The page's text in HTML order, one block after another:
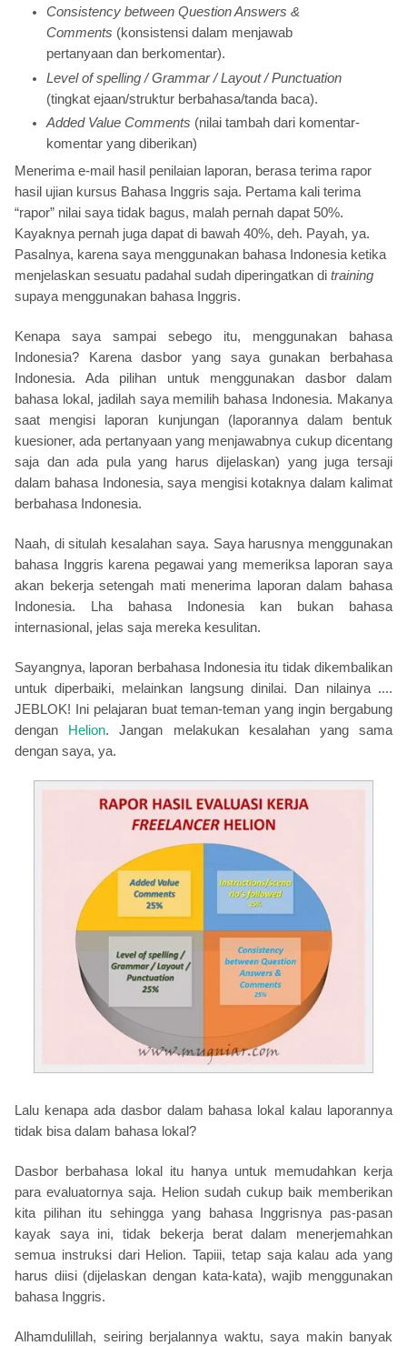
Consistency between Question Answers &
Comments (konsistensi dalam menjawab
pertanyaan dan berkomentar).
Level of spelling / Grammar / Layout / Punctuation
(tingkat ejaan/struktur berbahasa/tanda baca).
Added Value Comments (nilai tambah dari komentar-
komentar yang diberikan)
Menerima e-mail hasil penilaian laporan, berasa terima rapor
hasil ujian kursus Bahasa Inggris saja. Pertama kali terima
“rapor” nilai saya tidak bagus, malah pernah dapat 50%.
Kayaknya pernah juga dapat di bawah 40%, deh. Payah, ya.
Pasalnya, karena saya menggunakan bahasa Indonesia ketika
menjelaskan sesuatu padahal sudah diperingatkan di training
supaya menggunakan bahasa Inggris.
Kenapa saya sampai sebego itu, menggunakan bahasa
Indonesia? Karena dasbor yang saya gunakan berbahasa
Indonesia. Ada pilihan untuk menggunakan dasbor dalam
bahasa lokal, jadilah saya memilih bahasa Indonesia. Makanya
saat mengisi laporan kunjungan (laporannya dalam bentuk
kuesioner, ada pertanyaan yang menjawabnya cukup dicentang
saja dan ada pula yang harus dijelaskan) yang juga tersaji
dalam bahasa Indonesia, saya mengisi kotaknya dalam kalimat
berbahasa Indonesia.
Naah, di situlah kesalahan saya. Saya harusnya menggunakan
bahasa Inggris karena pegawai yang memeriksa laporan saya
akan bekerja setengah mati menerima laporan dalam bahasa
Indonesia. Lha bahasa Indonesia kan bukan bahasa
internasional, jelas saja mereka kesulitan.
Sayangnya, laporan berbahasa Indonesia itu tidak dikembalikan
untuk diperbaiki, melainkan langsung dinilai. Dan nilainya ....
JEBLOK! Ini pelajaran buat teman-teman yang ingin bergabung
dengan Helion. Jangan melakukan kesalahan yang sama
dengan saya, ya.
Lalu kenapa ada dasbor dalam bahasa lokal kalau laporannya
tidak bisa dalam bahasa lokal?
Dasbor berbahasa lokal itu hanya untuk memudahkan kerja
para evaluatornya saja. Helion sudah cukup baik memberikan
kita pilihan itu sehingga yang bahasa Inggrisnya pas-pasan
kayak saya ini, tidak bekerja berat dalam menerjemahkan
semua instruksi dari Helion. Tapiii, tetap saja kalau ada yang
harus diisi (dijelaskan dengan kata-kata), wajib menggunakan
bahasa Inggris.
Alhamdulillah, seiring berjalannya waktu, saya makin banyak